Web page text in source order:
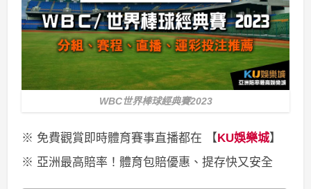
WBC世界棒球經典賽2023
※ 免費觀賞即時體育賽事直播都在 【KU娛樂城】
※ 亞洲最高賠率！體育包賠優惠、提存快又安全